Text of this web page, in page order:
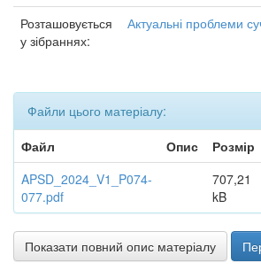
Розташовується
у зібраннях:
Актуальні проблеми
Файли цього матеріалу:
Файл
Опис Розмір
APSD_2024_V1_P074-
077.pdf
707,21
kB
Показати повний опис матеріалу